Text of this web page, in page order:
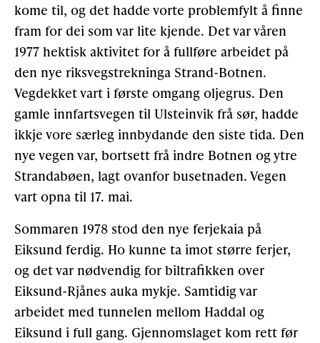
kome til, og det hadde vorte problemfylt å finne
fram for dei som var lite kjende. Det var våren
1977 hektisk aktivitet for å fullføre arbeidet på
den nye riksvegstrekninga Strand-Botnen.
Vegdekket vart i første omgang oljegrus. Den
gamle innfartsvegen til Ulsteinvik frå sør, hadde
ikkje vore særleg innbydande den siste tida. Den
nye vegen var, bortsett frå indre Botnen og ytre
Strandabøen, lagt ovanfor busetnaden. Vegen
vart opna til 17. mai.
Sommaren 1978 stod den nye ferjekaia på
Eiksund ferdig. Ho kunne ta imot større ferjer,
og det var nødvendig for biltrafikken over
Eiksund-Rjånes auka mykje. Samtidig var
arbeidet med tunnelen mellom Haddal og
Eiksund i full gang. Gjennomslaget kom rett før